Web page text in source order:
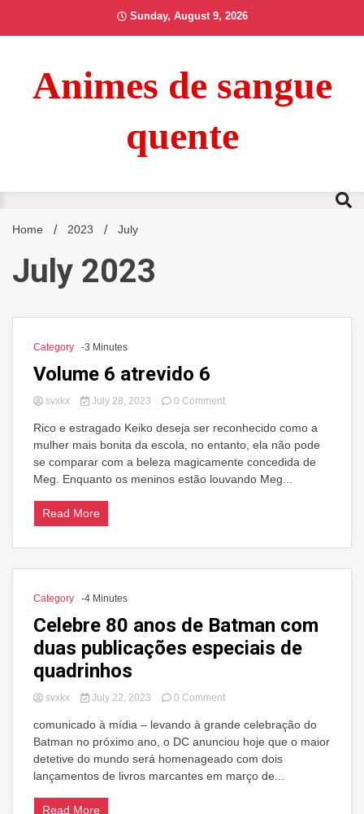
Sunday, August 9, 2026
Animes de sangue
quente
Home 2023 July
July 2023
Category -3 Minutes
Volume 6 atrevido 6
svxkx July 28, 2023 0 Commenton
6
atrevido
6
Rico e estragado Keiko deseja ser reconhecido como a
mulher mais bonita da escola, no entanto, ela não pode
se comparar com a beleza magicamente concedida de
Meg. Enquanto os meninos estão louvando Meg...
Read More
Category -4 Minutes
Celebre 80 anos de Batman com
duas publicações especiais de
quadrinhos
svxkx July 22, 2023 0 Commenton
80
anos
de
comunicado à mídia – levando à grande celebração do
Batman no próximo ano, o DC anunciou hoje que o maior
detetive do mundo será homenageado com dois
lançamentos de livros marcantes em março de...
Read More